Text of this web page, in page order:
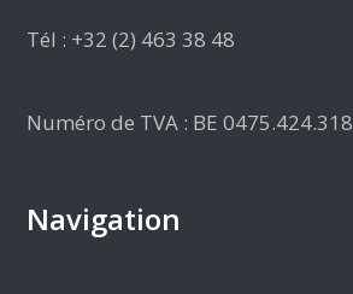
Tél : +32 (2) 463 38 48
Numéro de TVA : BE 0475.424.318
Navigation